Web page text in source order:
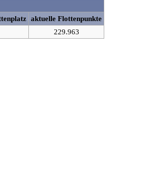
aktuelle Flottenpunkte
229.963